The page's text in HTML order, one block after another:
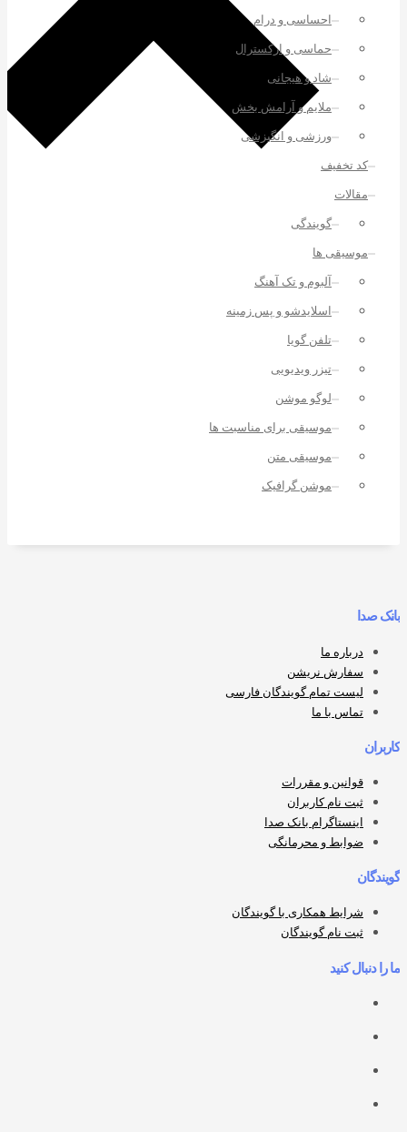
احساسی و درام
حماسی و ارکسترال
شاد و هیجانی
ملایم و آرامش بخش
ورزشی و انگیزشی
کد تخفیف
مقالات
گویندگی
موسیقی ها
آلبوم و تک آهنگ
اسلایدشو و پس زمینه
تلفن گویا
تیزر ویدیویی
لوگو موشن
موسیقی برای مناسبت ها
موسیقی متن
موشن گرافیک
بانک صدا
درباره ما
سفارش نریشن
لیست تمام گویندگان فارسی
تماس با ما
کاربران
قوانین و مقررات
ثبت نام کاربران
اینستاگرام بانک صدا
ضوابط و محرمانگی
گویندگان
شرایط همکاری با گویندگان
ثبت نام گویندگان
ما را دنبال کنید